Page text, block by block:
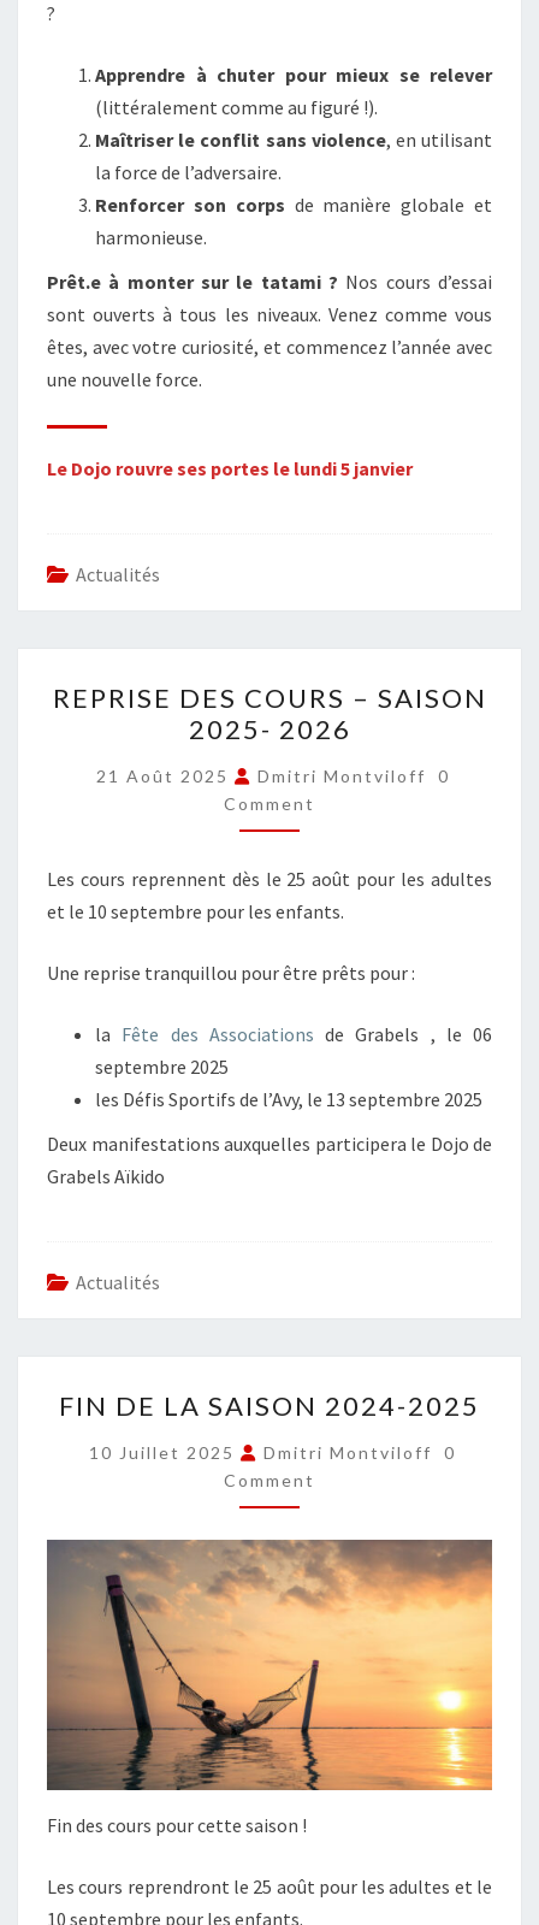
?
Apprendre à chuter pour mieux se relever
(littéralement comme au figuré !).
Maîtriser le conflit sans violence, en utilisant
la force de l’adversaire.
Renforcer son corps de manière globale et
harmonieuse.
Prêt.e à monter sur le tatami ? Nos cours d’essai
sont ouverts à tous les niveaux. Venez comme vous
êtes, avec votre curiosité, et commencez l’année avec
une nouvelle force.
Le Dojo rouvre ses portes le lundi 5 janvier
Actualités
DES
COURS
–
SAISON
2025-
2026
REPRISE DES COURS – SAISON
2025- 2026
21 Août 2025 Dmitri Montviloff
0
Comment
Les cours reprennent dès le 25 août pour les adultes
et le 10 septembre pour les enfants.
Une reprise tranquillou pour être prêts pour :
la Fête des Associations de Grabels , le 06
septembre 2025
les Défis Sportifs de l’Avy, le 13 septembre 2025
Deux manifestations auxquelles participera le Dojo de
Grabels Aïkido
Actualités
DE
LA
SAISON
2024-
2025
FIN DE LA SAISON 2024-2025
10 Juillet 2025 Dmitri Montviloff
0
Comment
Fin des cours pour cette saison !
Les cours reprendront le 25 août pour les adultes et le
10 septembre pour les enfants.